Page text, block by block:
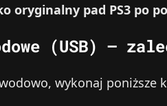
oryginalny pad PS3 po
(USB) –
wykonaj poniższe